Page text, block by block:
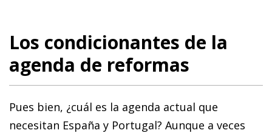
Los condicionantes de la
agenda de reformas
Pues bien, ¿cuál es la agenda actual que
necesitan España y Portugal? Aunque a veces